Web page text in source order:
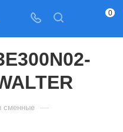
0
сменные —